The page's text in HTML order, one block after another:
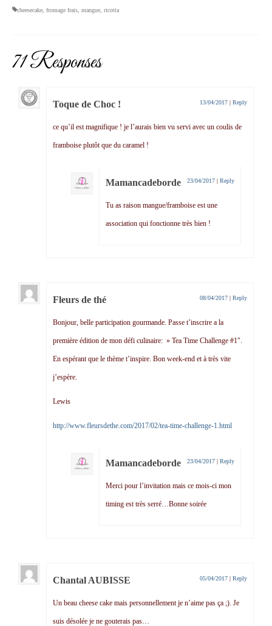
cheesecake fromage frais mangue ricotta
71 Responses
Toque de Choc ! 13/04/2017 | Reply
ce qu’il est magnifique ! je l’aurais bien vu servi avec un coulis de
framboise plutôt que du caramel !
Mamancadeborde 23/04/2017 | Reply
Tu as raison mangue/framboise est une
association qui fonctionne très bien !
Fleurs de thé 08/04/2017 | Reply
Bonjour, belle participation gourmande. Passe t’inscrire a la
première édition de mon défi culinaire: » Tea Time Challenge #1″.
En espérant que le thème t’inspire. Bon week-end et à très vite
j’espère.
Lewis
http://www.fleursdethe.com/2017/02/tea-time-challenge-1.html
Mamancadeborde 23/04/2017 | Reply
Merci pour l’invitation mais ce mois-ci mon
timing est très serré…Bonne soirée
Chantal AUBISSE 05/04/2017 | Reply
Un beau cheese cake mais personnellement je n’aime pas ça ;). Je
suis désolée je ne gouterais pas…